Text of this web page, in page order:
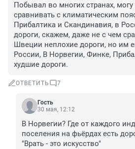
Побывал во многих странах, могу
сравнивать с климатическим
Прибалтика и Скандинавия, в
дороги, скажем, даже не с чем
Швеции неплохие дороги, но им
России, В Норвегии, Финке,
худшие дороги.
ОТВЕТИТЬ 7
Гость
30 мая, 12:12
В Норвегии? Где от каждого
поселения на фьёрдах есть
"Врать - это искусство"